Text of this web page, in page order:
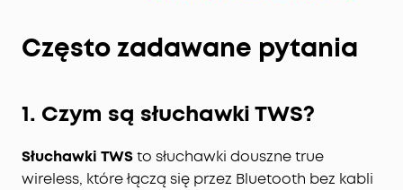
Często zadawane pytania
1. Czym są słuchawki TWS?
Słuchawki TWSto słuchawki douszne true
wireless, które łączą się przez Bluetooth bez kabli